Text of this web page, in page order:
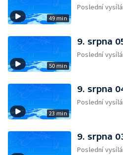
49 min
Poslední
50 min
9. srpna
Poslední
23 min
9. srpna
Poslední
9. srpna
Poslední